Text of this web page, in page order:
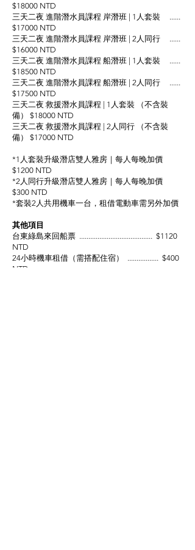
$18000 NTD
三天二夜 進階潛水員課程 岸潛班 | 1人套裝 ......
$17000 NTD
三天二夜 進階潛水員課程 岸潛班 | 2人同行 ......
$16000 NTD
三天二夜 進階潛水員課程 船潛班 | 1人套裝 ......
$18500 NTD
三天二夜 進階潛水員課程 船潛班 | 2人同行 ......
$17500 NTD
三天二夜 救援潛水員課程 | 1人套裝 （不含裝
備） $18000 NTD
三天二夜 救援潛水員課程 | 2人同行 （不含裝
備） $17000 NTD
*1人套裝升級潛店雙人雅房｜每人每晚加價
$1200 NTD​
*2人同行升級潛店雙人雅房｜每人每晚加價
$300 NTD
*套裝2人共用機車一台，租借電動車需另外加價
其他項目
台東綠島來回船票 ........................................ $1120
NTD
24小時機車租借（需搭配住宿） ................. $400
NTD